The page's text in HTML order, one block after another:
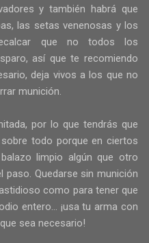
y también habrá que
las setas venenosas y los
que no todos los
así que te recomiendo
deja vivos a los que no
munición.
por lo que tendrás que
todo porque en ciertos
limpio algún que otro
paso. Quedarse sin munición
como para tener que
entero... ¡usa tu arma con
sea necesario!